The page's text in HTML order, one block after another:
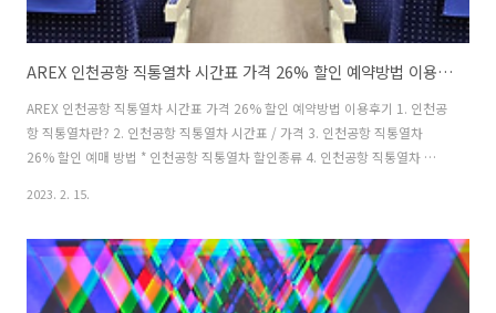
AREX 인천공항 직통열차 시간표 가격 26% 할인 예약방법 이용후기
AREX 인천공항 직통열차 시간표 가격 26% 할인 예약방법 이용후기 1. 인천공
항 직통열차란? 2. 인천공항 직통열차 시간표 / 가격 3. 인천공항 직통열차
26% 할인 예매 방법 * 인천공항 직통열차 할인종류 4. 인천공항 직통열차 이
days@tistory.com * 다양한 여행 프로모션 소식이 궁금하다면? 앨리스의 카
인천공항 직통열차 이용 후기 " 2023년 2월 서울역에서 인천공항 한 번에 가
장 빠르고 편리하게 이동하는 방법은 + 교통체증 걱정없이 이동할 수 있는 방
법은 인천공항 직통열차를 이용하는 것이다. 오래전부터 인..
2023. 2. 15.